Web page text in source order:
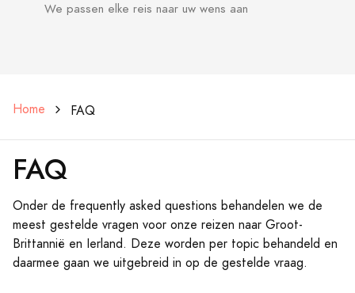
We passen elke reis naar uw wens aan
Home FAQ
FAQ
Onder de frequently asked questions behandelen we de
meest gestelde vragen voor onze reizen naar Groot-
Brittannië en Ierland. Deze worden per topic behandeld en
daarmee gaan we uitgebreid in op de gestelde vraag.